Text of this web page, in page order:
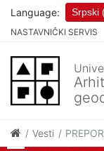
NASTAVNIČKI SERVIS
Language: Srpski
Vesti